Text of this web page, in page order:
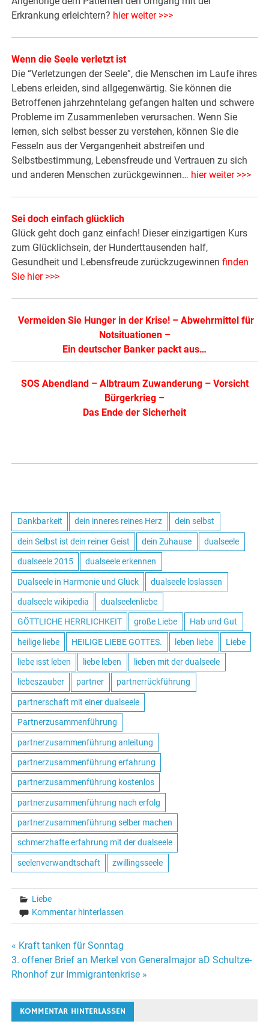
Erkrankung erleichtern? hier weiter >>>
Wenn die Seele verletzt ist
Die “Verletzungen der Seele”, die Menschen im Laufe ihres
Lebens erleiden, sind allgegenwärtig. Sie können die
Betroffenen jahrzehntelang gefangen halten und schwere
Probleme im Zusammenleben verursachen. Wenn Sie
lernen, sich selbst besser zu verstehen, können Sie die
Fesseln aus der Vergangenheit abstreifen und
Selbstbestimmung, Lebensfreude und Vertrauen zu sich
und anderen Menschen zurückgewinnen… hier weiter >>>
Sei doch einfach glücklich
Glück geht doch ganz einfach! Dieser einzigartigen Kurs
zum Glücklichsein, der Hunderttausenden half,
Gesundheit und Lebensfreude zurückzugewinnenfinden
Sie hier >>>
Vermeiden Sie Hunger in der Krise!– Abwehrmittel für
Notsituationen–
Ein deutscher Banker packt aus…
SOS Abendland – Albtraum Zuwanderung– Vorsicht
Bürgerkrieg –
Das Ende der Sicherheit
Dankbarkeit dein inneres reines Herz dein selbst
dein Selbst ist dein reiner Geist dein Zuhause dualseele
dualseele 2015 dualseele erkennen
Dualseele in Harmonie und Glück dualseele loslassen
dualseele wikipedia dualseelenliebe
GÖTTLICHE HERRLICHKEIT große Liebe Hab und Gut
heilige liebe HEILIGE LIEBE GOTTES. leben liebe Liebe
liebe isst leben liebe leben lieben mit der dualseele
liebeszauber partner partnerrückführung
partnerschaft mit einer dualseele
Partnerzusammenführung
partnerzusammenführung anleitung
partnerzusammenführung erfahrung
partnerzusammenführung kostenlos
partnerzusammenführung nach erfolg
partnerzusammenführung selber machen
schmerzhafte erfahrung mit der dualseele
seelenverwandtschaft zwillingsseele
Liebe
Kommentar hinterlassen
Beitrags-
Navigation
« Kraft tanken für Sonntag
3. offener Brief an Merkel von Generalmajor aD Schultze-
Rhonhof zur Immigrantenkrise »
KOMMENTAR HINTERLASSEN